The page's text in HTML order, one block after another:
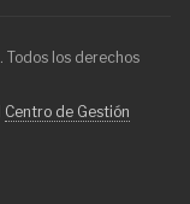
los derechos
Centro de Gestión